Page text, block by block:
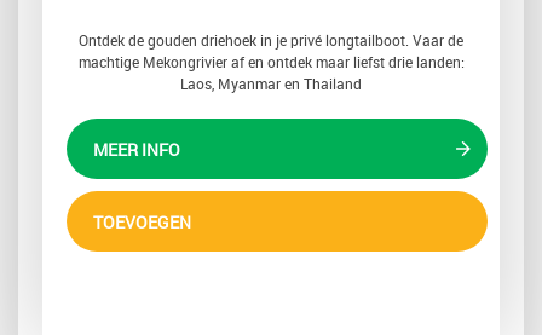
Ontdek de gouden driehoek in je privé longtailboot. Vaar de
machtige Mekongrivier af en ontdek maar liefst drie landen:
Laos, Myanmar en Thailand
MEER INFO
TOEVOEGEN